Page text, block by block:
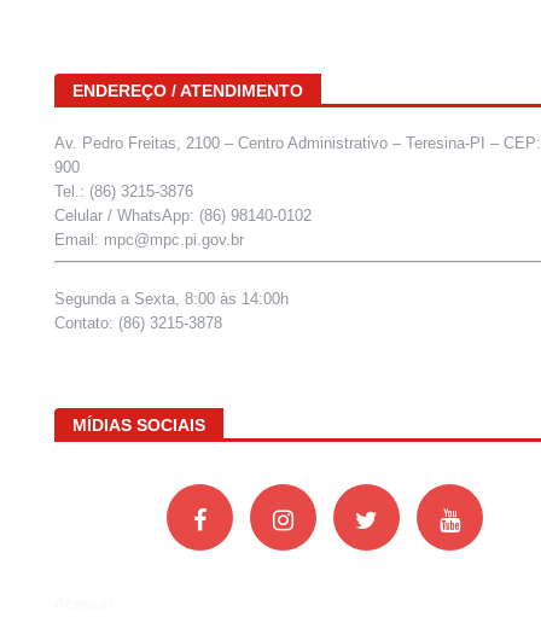
ENDEREÇO / ATENDIMENTO
Av. Pedro Freitas, 2100 – Centro Administrativo – Teresina-PI –
900
Tel.: (86) 3215-3876
Celular / WhatsApp: (86) 98140-0102
Email: mpc@mpc.pi.gov.br
Segunda a Sexta, 8:00 às 14:00h
Contato: (86) 3215-3878
MÍDIAS SOCIAIS